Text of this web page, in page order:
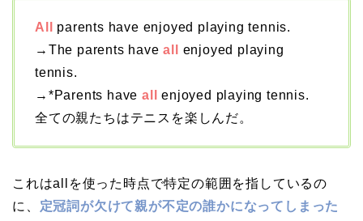
All
parents have enjoyed playing tennis.
→The parents haveall
enjoyed playing
tennis.
→*Parents have all
enjoyed playing tennis.
全ての親たちはテニスを楽しんだ。
これはallを使った時点で特定の範囲を指しているの
に、 定冠詞が欠けて親が不定の誰かになってしまった